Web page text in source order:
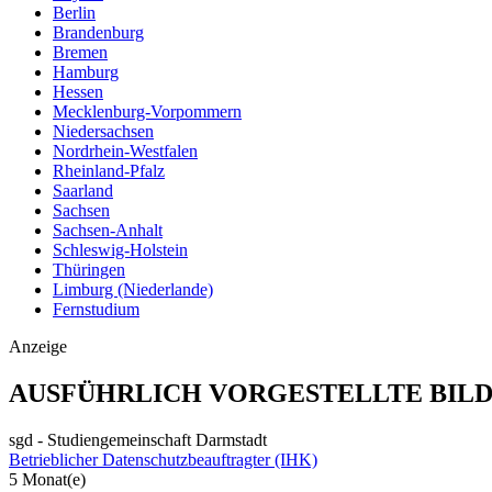
Berlin
Brandenburg
Bremen
Hamburg
Hessen
Mecklenburg-Vorpommern
Niedersachsen
Nordrhein-Westfalen
Rheinland-Pfalz
Saarland
Sachsen
Sachsen-Anhalt
Schleswig-Holstein
Thüringen
Limburg (Niederlande)
Fernstudium
Anzeige
AUSFÜHRLICH VORGESTELLTE
sgd - Studiengemeinschaft Darmstadt
Betrieblicher Datenschutzbeauftragter (IHK)
5 Monat(e)